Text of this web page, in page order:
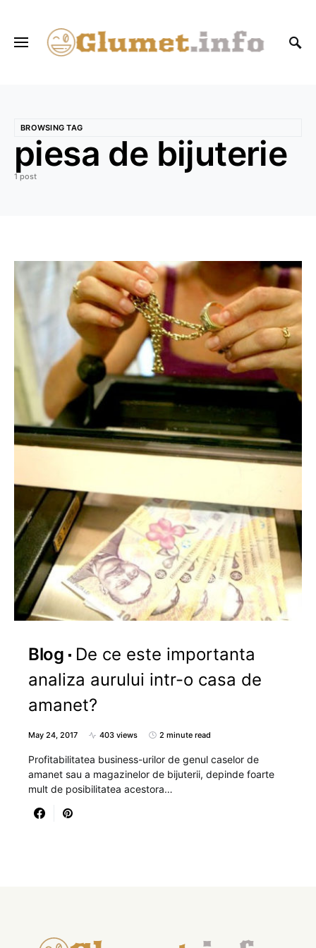
BROWSING TAG
piesa de bijuterie
1 post
Blog
De ce este importanta
analiza aurului intr-o casa de
amanet?
May 24, 2017 403 views 2 minute read
Profitabilitatea business-urilor de genul caselor de
amanet sau a magazinelor de bijuterii, depinde foarte
mult de posibilitatea acestora…